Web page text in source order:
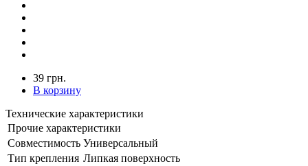
39 грн.
В корзину
Технические характеристики
Прочие характеристики
Совместимость Универсальный
Тип крепления Липкая поверхность